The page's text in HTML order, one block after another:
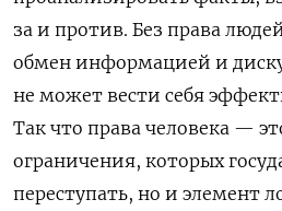
за и против. Без права
обмен информацией и
не может вести себя
Так что права человека —
ограничения, которых
переступать, но и элемент